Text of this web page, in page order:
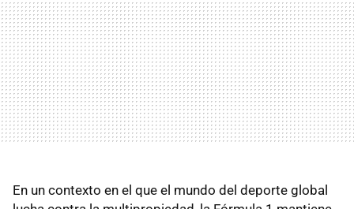
En un contexto en el que el mundo del deporte global